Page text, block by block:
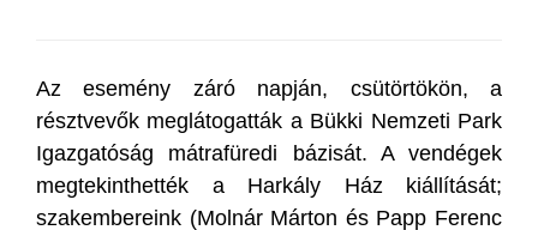
Az esemény záró napján, csütörtökön, a
résztvevők meglátogatták a Bükki Nemzeti Park
Igazgatóság mátrafüredi bázisát. A vendégek
megtekinthették a Harkály Ház kiállítását;
szakembereink (Molnár Márton és Papp Ferenc